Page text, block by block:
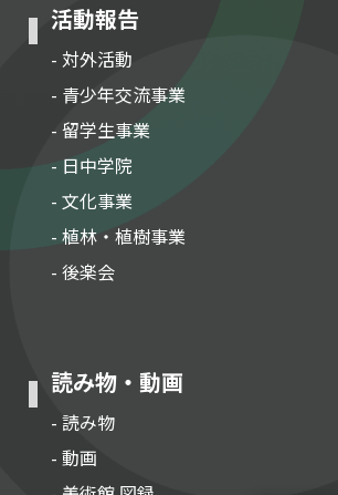
活動報告
- 対外活動
- 青少年交流事業
- 留学生事業
- 日中学院
- 文化事業
- 植林・植樹事業
- 後楽会
読み物・動画
- 読み物
- 動画